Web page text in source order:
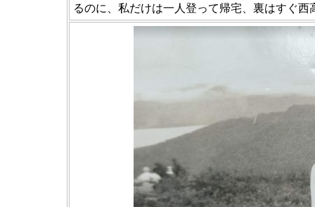
るのに、私だけは一人登って帰宅、裏はすぐ